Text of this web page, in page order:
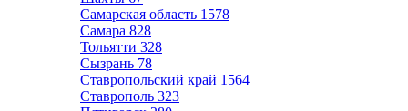
Самарская область 1578
Самара 828
Тольятти 328
Сызрань 78
Ставропольский край 1564
Ставрополь 323